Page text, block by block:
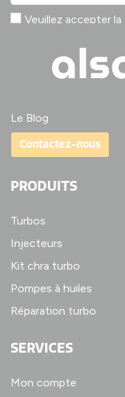
Veuillez accepter la
Le Blog
Contactez-nous
PRODUITS
Turbos
Injecteurs
Kit chra turbo
Pompes à huiles
Réparation turbo
SERVICES
Mon compte